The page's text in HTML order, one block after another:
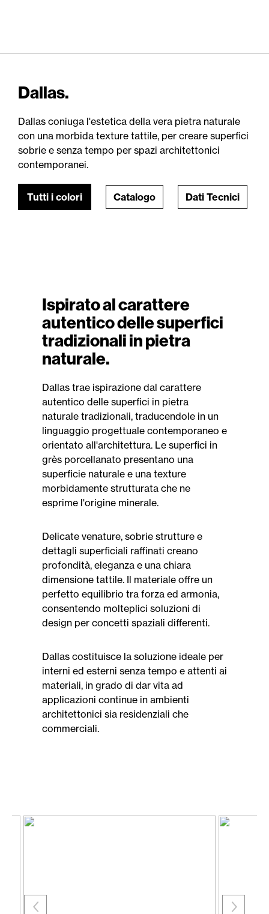
Dallas.
Dallas coniuga l'estetica della vera pietra naturale
con una morbida texture tattile, per creare superfici
sobrie e senza tempo per spazi architettonici
contemporanei.
Tutti i colori Catalogo Dati Tecnici
Ispirato al carattere
autentico delle superfici
tradizionali in pietra
naturale.
Dallas trae ispirazione dal carattere
autentico delle superfici in pietra
naturale tradizionali, traducendole in un
linguaggio progettuale contemporaneo e
orientato all'architettura. Le superfici in
grès porcellanato presentano una
superficie naturale e una texture
morbidamente strutturata che ne
esprime l'origine minerale.
Delicate venature, sobrie strutture e
dettagli superficiali raffinati creano
profondità, eleganza e una chiara
dimensione tattile. Il materiale offre un
perfetto equilibrio tra forza ed armonia,
consentendo molteplici soluzioni di
design per concetti spaziali differenti.
Dallas costituisce la soluzione ideale per
interni ed esterni senza tempo e attenti ai
materiali, in grado di dar vita ad
applicazioni continue in ambienti
architettonici sia residenziali che
commerciali.